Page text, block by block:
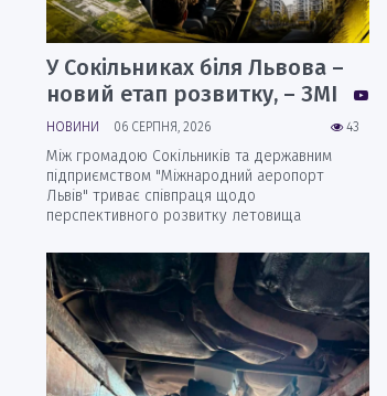
У Сокільниках біля Львова –
новий етап розвитку, – ЗМІ
43
НОВИНИ 06 СЕРПНЯ, 2026
Між громадою Сокільників та державним
підприємством "Міжнародний аеропорт
Львів" триває співпраця щодо
перспективного розвитку летовища